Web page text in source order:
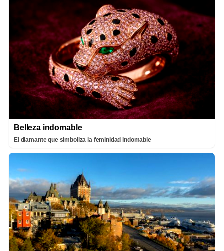
Belleza indomable
El diamante que simboliza la feminidad indomable